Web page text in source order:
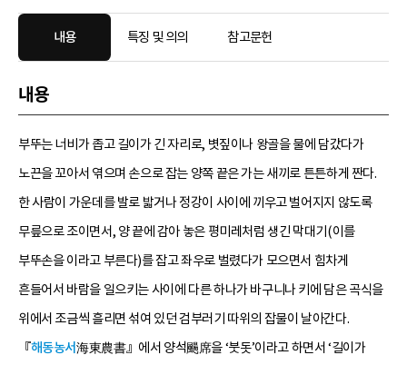
내용 특징 및 의의 참고문헌
내용
부뚜는 너비가 좁고 길이가 긴 자리로, 볏짚이나 왕골을 물에 담갔다가
노끈을 꼬아서 엮으며 손으로 잡는 양쪽 끝은 가는 새끼로 튼튼하게 짠다.
한 사람이 가운데를 발로 밟거나 정강이 사이에 끼우고 벌어지지 않도록
무릎으로 조이면서, 양 끝에 감아 놓은 평미레처럼 생긴 막대기(이를
부뚜손을 이라고 부른다)를 잡고 좌우로 벌렸다가 모으면서 힘차게
흔들어서 바람을 일으키는 사이에 다른 하나가 바구니나 키에 담은 곡식을
위에서 조금씩 흘리면 섞여 있던 검부러기 따위의 잡물이 날아간다.
『해동농서海東農書』에서 양석颺席을 ‘붓돗’이라고 하면서 ‘길이가